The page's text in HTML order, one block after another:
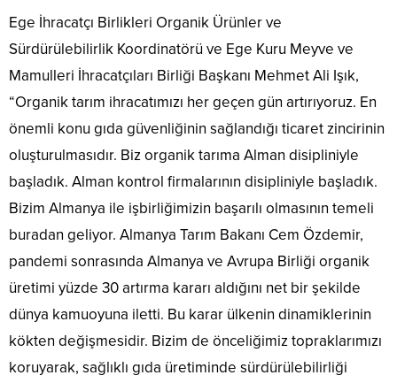
Ege İhracatçı Birlikleri Organik Ürünler ve
Sürdürülebilirlik Koordinatörü ve Ege Kuru Meyve ve
Mamulleri İhracatçıları Birliği Başkanı Mehmet Ali Işık,
“Organik tarım ihracatımızı her geçen gün artırıyoruz. En
önemli konu gıda güvenliğinin sağlandığı ticaret zincirinin
oluşturulmasıdır. Biz organik tarıma Alman disipliniyle
başladık. Alman kontrol firmalarının disipliniyle başladık.
Bizim Almanya ile işbirliğimizin başarılı olmasının temeli
buradan geliyor. Almanya Tarım Bakanı Cem Özdemir,
pandemi sonrasında Almanya ve Avrupa Birliği organik
üretimi yüzde 30 artırma kararı aldığını net bir şekilde
dünya kamuoyuna iletti. Bu karar ülkenin dinamiklerinin
kökten değişmesidir. Bizim de önceliğimiz topraklarımızı
koruyarak, sağlıklı gıda üretiminde sürdürülebilirliği